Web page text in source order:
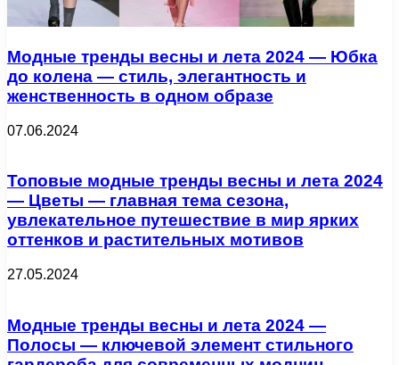
Модные тренды весны и лета 2024 — Юбка
до колена — стиль, элегантность и
женственность в одном образе
07.06.2024
Топовые модные тренды весны и лета 2024
— Цветы — главная тема сезона,
увлекательное путешествие в мир ярких
оттенков и растительных мотивов
27.05.2024
Модные тренды весны и лета 2024 —
Полосы — ключевой элемент стильного